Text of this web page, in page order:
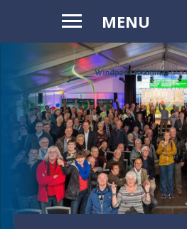
MENU
WAAR WATER
OVERGAAT IN
LAND,
EN LAND
OVERGAAT
IN WATER, IS
RUIMTE.